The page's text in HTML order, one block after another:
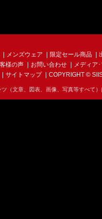
メンズウェア 限定セール商品
様の声 お問い合わせ
メディア
サイトマップ COPYRIGHT ©
（文章、図表、画像、写真等すべて